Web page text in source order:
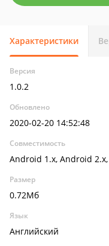
Характеристики
Версия
1.0.2
Обновлено
2020-02-20 14:52:48
Совместимость
Android 1.x, Android
Размер
0.72Мб
Язык
Английский